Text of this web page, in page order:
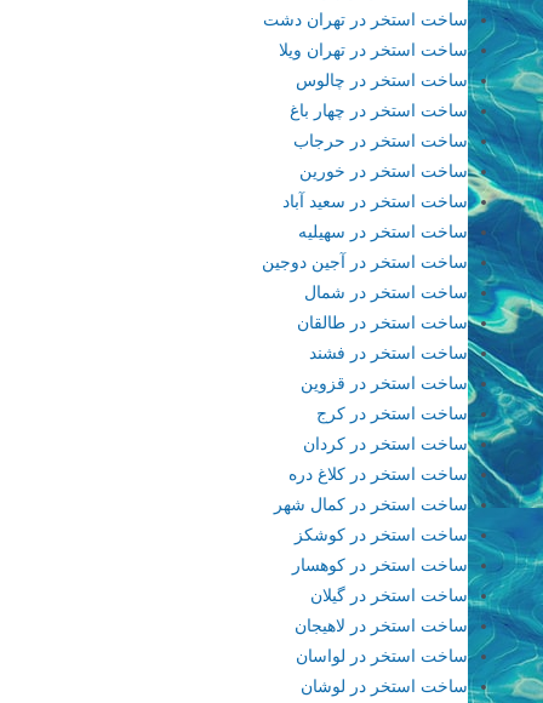
ساخت استخر در تهران دشت
ساخت استخر در تهران ویلا
ساخت استخر در چالوس
ساخت استخر در چهار باغ
ساخت استخر در حرجاب
ساخت استخر در خورین
ساخت استخر در سعید آباد
ساخت استخر در سهیلیه
ساخت استخر در آجین دوجین
ساخت استخر در شمال
ساخت استخر در طالقان
ساخت استخر در فشند
ساخت استخر در قزوین
ساخت استخر در کرج
ساخت استخر در کردان
ساخت استخر در کلاغ دره
ساخت استخر در کمال شهر
ساخت استخر در کوشکز
ساخت استخر در کوهسار
ساخت استخر در گیلان
ساخت استخر در لاهیجان
ساخت استخر در لواسان
ساخت استخر در لوشان